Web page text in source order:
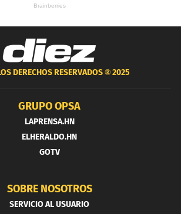
DERECHOS RESERVADOS ®2025
GRUPO OPSA
LAPRENSA.HN
ELHERALDO.HN
GOTV
SOBRE NOSOTROS
SERVICIO AL USUARIO